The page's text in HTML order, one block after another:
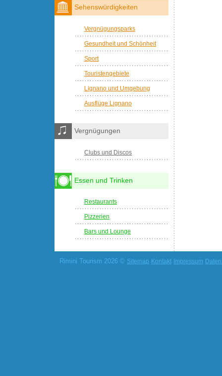
Sehenswürdigkeiten
Vergnügungsparks
Gesundheit und Schönheit
Sport
Touristengebiete
Lignano und Umgebung
Ausflüge Lignano
Vergnügungen
Clubs und Discos
Essen und Trinken
Restaurants
Pizzerien
Bars und Lounge
Rimini Tourism 2026 © Sitemap Kontakt Impressum